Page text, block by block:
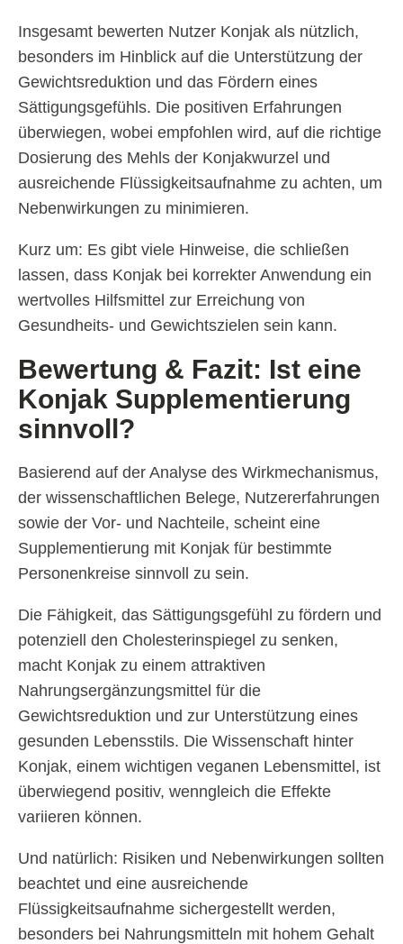
Insgesamt bewerten Nutzer Konjak als nützlich,
besonders im Hinblick auf die Unterstützung der
Gewichtsreduktion und das Fördern eines
Sättigungsgefühls. Die positiven Erfahrungen
überwiegen, wobei empfohlen wird, auf die richtige
Dosierung des Mehls der Konjakwurzel und
ausreichende Flüssigkeitsaufnahme zu achten, um
Nebenwirkungen zu minimieren.
Kurz um: Es gibt viele Hinweise, die schließen
lassen, dass Konjak bei korrekter Anwendung ein
wertvolles Hilfsmittel zur Erreichung von
Gesundheits- und Gewichtszielen sein kann.
Bewertung & Fazit: Ist eine
Konjak Supplementierung
sinnvoll?
Basierend auf der Analyse des Wirkmechanismus,
der wissenschaftlichen Belege, Nutzererfahrungen
sowie der Vor- und Nachteile, scheint eine
Supplementierung mit Konjak für bestimmte
Personenkreise sinnvoll zu sein.
Die Fähigkeit, das Sättigungsgefühl zu fördern und
potenziell den Cholesterinspiegel zu senken,
macht Konjak zu einem attraktiven
Nahrungsergänzungsmittel für die
Gewichtsreduktion und zur Unterstützung eines
gesunden Lebensstils. Die Wissenschaft hinter
Konjak, einem wichtigen veganen Lebensmittel, ist
überwiegend positiv, wenngleich die Effekte
variieren können.
Und natürlich: Risiken und Nebenwirkungen sollten
beachtet und eine ausreichende
Flüssigkeitsaufnahme sichergestellt werden,
besonders bei Nahrungsmitteln mit hohem Gehalt